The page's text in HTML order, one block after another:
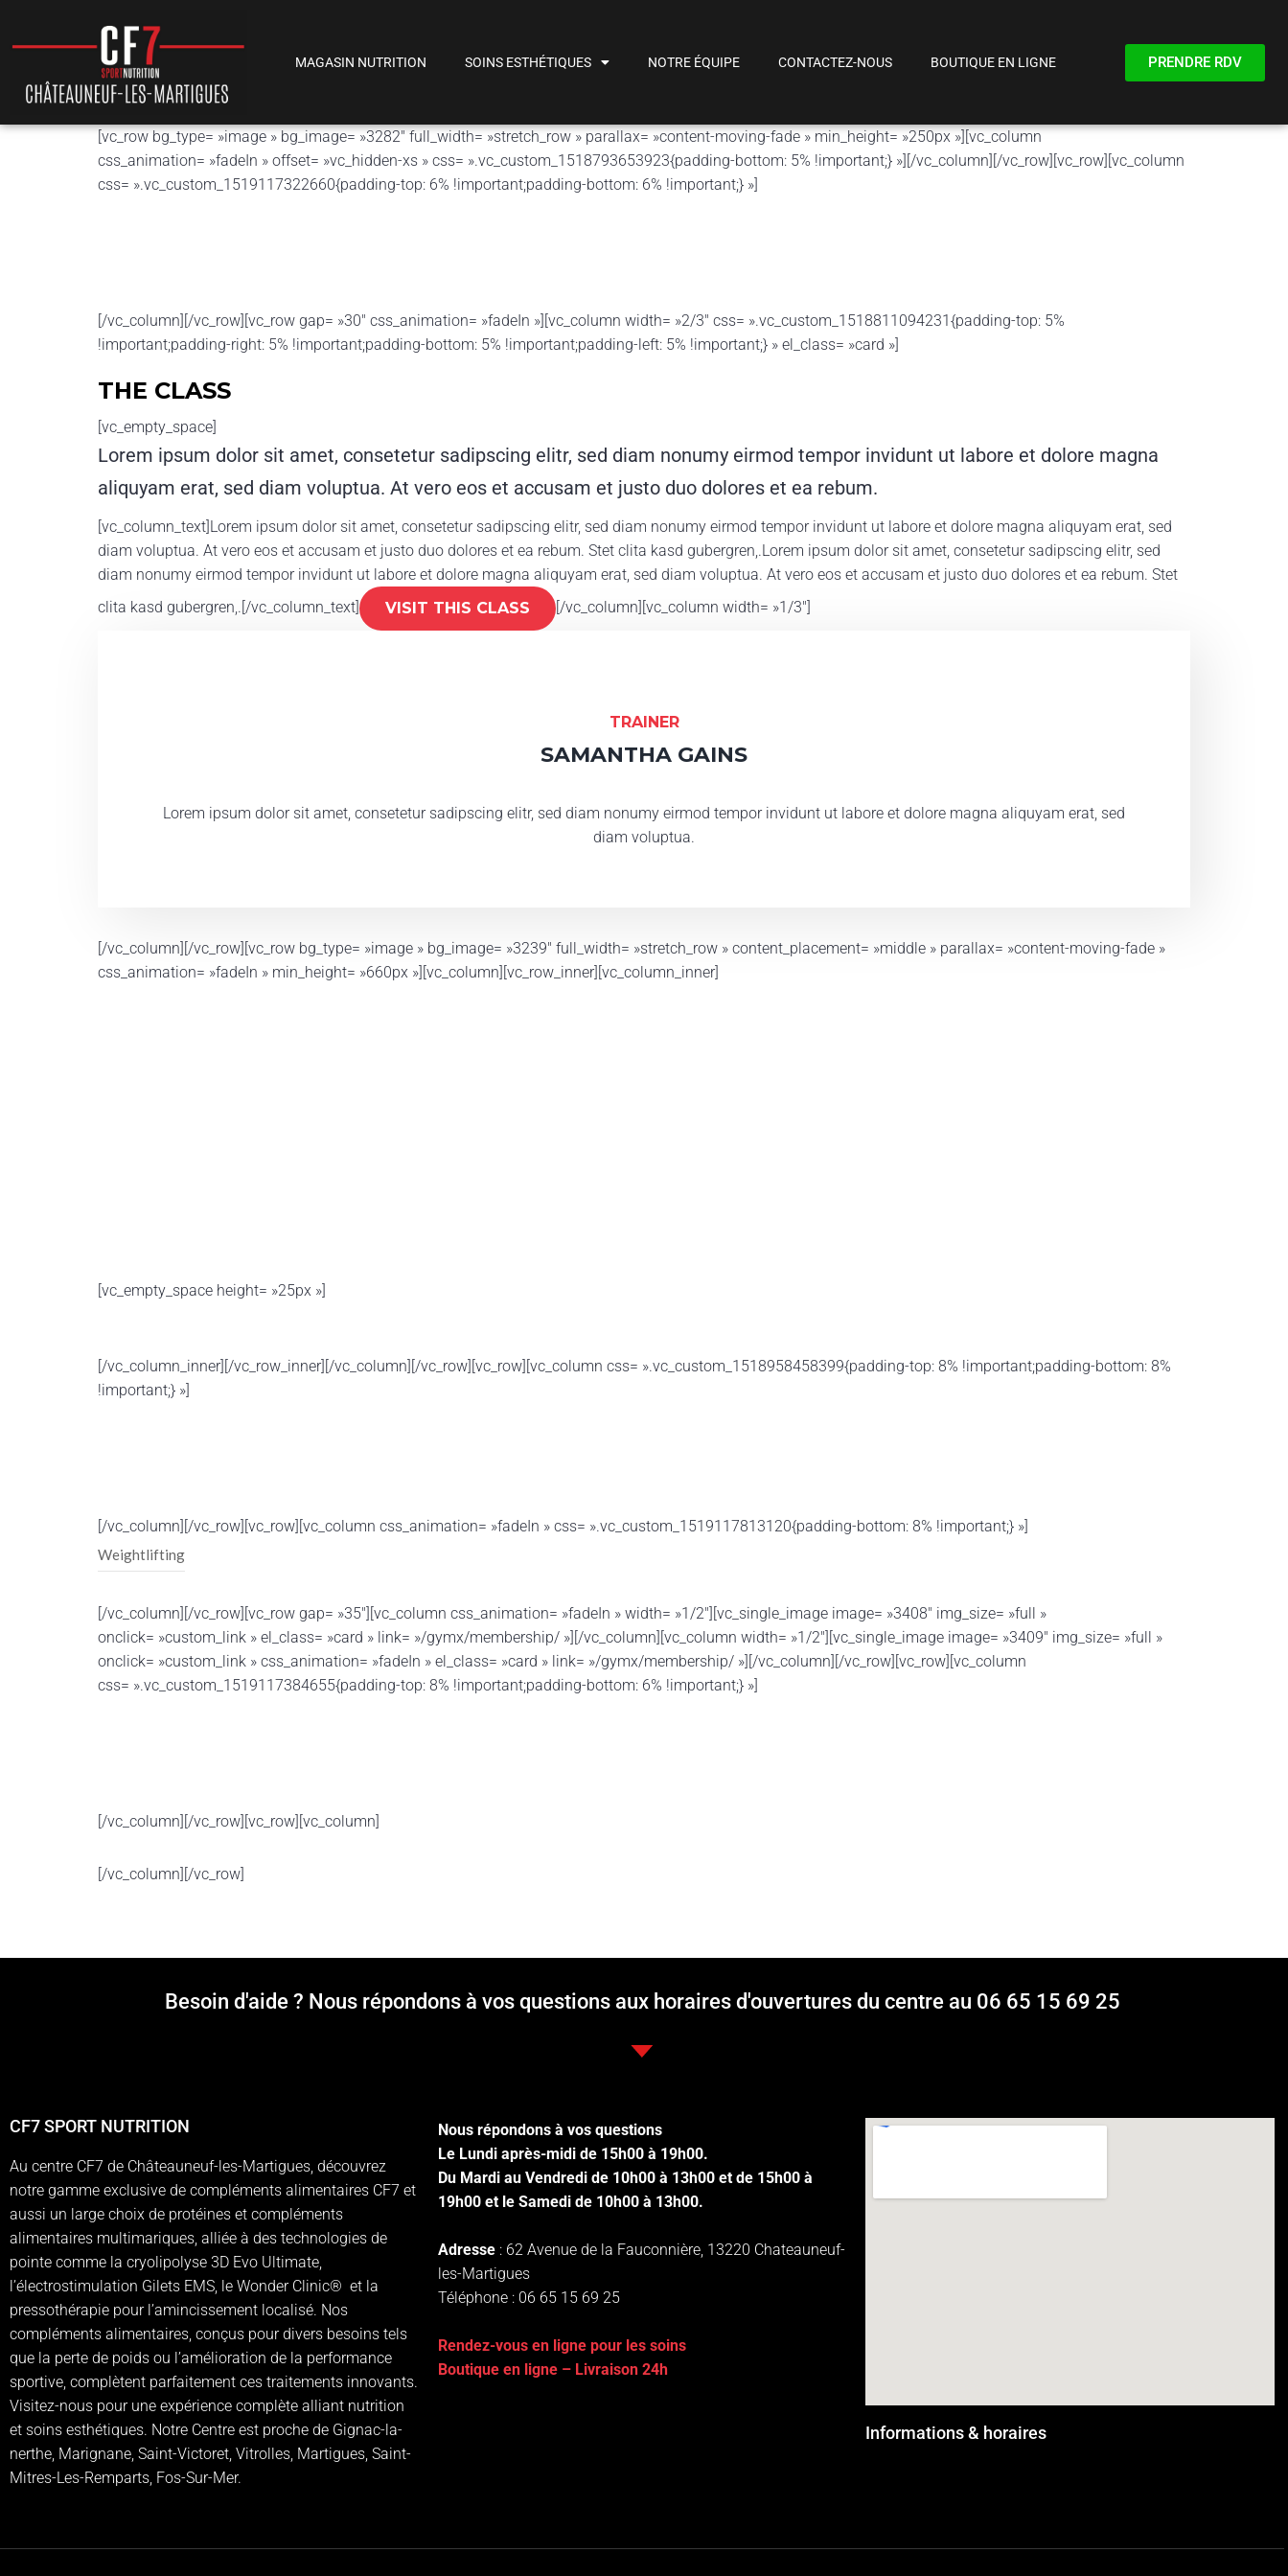
MAGASIN NUTRITION SOINS ESTHÉTIQUES NOTRE ÉQUIPE CONTACTEZ-NOUS BOUTIQUE EN LIGNE PRENDRE RDV
[vc_row bg_type= »image » bg_image= »3282″ full_width= »stretch_row » parallax= »content-moving-fade » min_height= »250px »][vc_column
css_animation= »fadeIn » offset= »vc_hidden-xs » css= ».vc_custom_1518793653923{padding-bottom: 5% !important;} »][/vc_column][/vc_row][vc_row][vc_column
css= ».vc_custom_1519117322660{padding-top: 6% !important;padding-bottom: 6% !important;} »]
[/vc_column][/vc_row][vc_row gap= »30″ css_animation= »fadeIn »][vc_column width= »2/3″ css= ».vc_custom_1518811094231{padding-top: 5%
!important;padding-right: 5% !important;padding-bottom: 5% !important;padding-left: 5% !important;} » el_class= »card »]
THE CLASS
[vc_empty_space]
Lorem ipsum dolor sit amet, consetetur sadipscing elitr, sed diam nonumy eirmod tempor invidunt ut labore et dolore magna
aliquyam erat, sed diam voluptua. At vero eos et accusam et justo duo dolores et ea rebum.
[vc_column_text]Lorem ipsum dolor sit amet, consetetur sadipscing elitr, sed diam nonumy eirmod tempor invidunt ut labore et dolore magna aliquyam erat, sed
diam voluptua. At vero eos et accusam et justo duo dolores et ea rebum. Stet clita kasd gubergren,.Lorem ipsum dolor sit amet, consetetur sadipscing elitr, sed
diam nonumy eirmod tempor invidunt ut labore et dolore magna aliquyam erat, sed diam voluptua. At vero eos et accusam et justo duo dolores et ea rebum. Stet
clita kasd gubergren,.[/vc_column_text]
VISIT THIS CLASS [/vc_column][vc_column width= »1/3″]
TRAINER
SAMANTHA GAINS
Lorem ipsum dolor sit amet, consetetur sadipscing elitr, sed diam nonumy eirmod tempor invidunt ut labore et dolore magna aliquyam erat, sed
diam voluptua.
[/vc_column][/vc_row][vc_row bg_type= »image » bg_image= »3239″ full_width= »stretch_row » content_placement= »middle » parallax= »content-moving-fade »
css_animation= »fadeIn » min_height= »660px »][vc_column][vc_row_inner][vc_column_inner]
[vc_empty_space height= »25px »]
[/vc_column_inner][/vc_row_inner][/vc_column][/vc_row][vc_row][vc_column css= ».vc_custom_1518958458399{padding-top: 8% !important;padding-bottom: 8%
!important;} »]
[/vc_column][/vc_row][vc_row][vc_column css_animation= »fadeIn » css= ».vc_custom_1519117813120{padding-bottom: 8% !important;} »]
Weightlifting
[/vc_column][/vc_row][vc_row gap= »35″][vc_column css_animation= »fadeIn » width= »1/2″][vc_single_image image= »3408″ img_size= »full »
onclick= »custom_link » el_class= »card » link= »/gymx/membership/ »][/vc_column][vc_column width= »1/2″][vc_single_image image= »3409″ img_size= »full »
onclick= »custom_link » css_animation= »fadeIn » el_class= »card » link= »/gymx/membership/ »][/vc_column][/vc_row][vc_row][vc_column
css= ».vc_custom_1519117384655{padding-top: 8% !important;padding-bottom: 6% !important;} »]
[/vc_column][/vc_row][vc_row][vc_column]
[/vc_column][/vc_row]
Besoin d'aide ? Nous répondons à vos questions aux horaires d'ouvertures du centre au 06 65 15 69 25
CF7 SPORT NUTRITION
Au centre CF7 de Châteauneuf-les-Martigues, découvrez
notre gamme exclusive de compléments alimentaires CF7 et
aussi un large choix de protéines et compléments
alimentaires multimariques, alliée à des technologies de
pointe comme la cryolipolyse 3D Evo Ultimate,
l’électrostimulation Gilets EMS, le Wonder Clinic® et la
pressothérapie pour l’amincissement localisé. Nos
compléments alimentaires, conçus pour divers besoins tels
que la perte de poids ou l’amélioration de la performance
sportive, complètent parfaitement ces traitements innovants.
Visitez-nous pour une expérience complète alliant nutrition
et soins esthétiques. Notre Centre est proche de Gignac-la-
nerthe, Marignane, Saint-Victoret, Vitrolles, Martigues, Saint-
Mitres-Les-Remparts, Fos-Sur-Mer.
Nous répondons à vos questions
Le Lundi après-midi de 15h00 à 19h00.
Du Mardi au Vendredi de 10h00 à 13h00 et de 15h00 à
19h00 et le Samedi de 10h00 à 13h00.
Adresse: 62 Avenue de la Fauconnière, 13220 Chateauneuf-
les-Martigues
Téléphone : 06 65 15 69 25
Rendez-vous en ligne pour les soins
Boutique en ligne – Livraison 24h
Informations & horaires